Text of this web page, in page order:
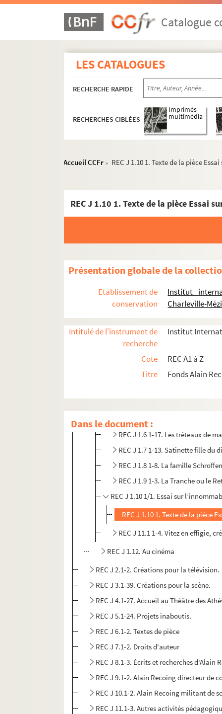
Catalogue
LES CATALOGUES
RECHERCHE RAPIDE
RECHERCHES CIBLÉES
Imprimés
multimédia
Accueil CCFr > REC J 1.10 1. Texte de la pièce
REC J 1.10 1. Texte de la pièce Essai
Présentation globale de la
Etablissement de
conservation
Institut
Charleville-
Intitulé de l'instrument de
recherche
Institut
Cote
REC A1 à Z
Titre
Fonds Alain
Dans le document :
REC A 1-3. Éléments biographiques.
REC D 1-2. Correspondance [classement
REC J 1-11. Œuvre artistique et carrière.
REC J 1.1-12. Alain Recoing interprète.
REC J 1.1-11. Au théâtre
REC J 1.1 1-4. Théâtre de
REC J 1.2 1/1. Le réveille-matin
REC J 1.5 1-9. Wallenstein,
REC J 1.6 1-17. Les tréteaux de
REC J 1.7 1-13. Satinette fille du
REC J 1.8 1-8. La famille
REC J 1.9 1-3. La Tranche ou le
REC J 1.10 1/1. Essai sur
REC J 1.10 1. Texte de la pièce
REC J 11.1 1-4. Vitez en effigie,
REC J 1.12. Au cinéma
REC J 2.1-2. Créations pour la télévision.
REC J 3.1-39. Créations pour la scène.
REC J 4.1-27. Accueil au Théâtre des
REC J 5.1-24. Projets inaboutis.
REC J 6.1-2. Textes de pièce
REC J 7.1-2. Droits d'auteur
REC J 8.1-3. Écrits et recherches d'Alain
REC J 9.1-2. Alain Recoing directeur de
REC J 10.1-2. Alain Recoing militant de
REC J 11.1-3. Autres activités